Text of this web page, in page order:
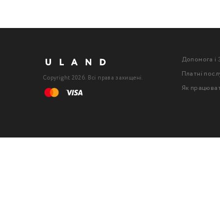
Copyright 2026. Всі права захищені.
Допомога і
Платні
Як